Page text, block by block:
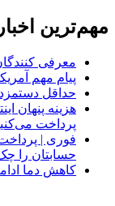
مهم‌ترین
معرفی کنندگان ماینر
پیام مهم
حداقل دستمزد
هزینه پنهان
پرداخت
فوری |
حسابتان را
کاهش دما